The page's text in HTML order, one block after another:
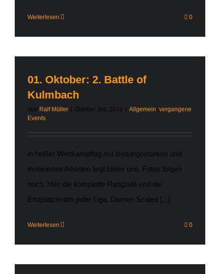
Weiterlesen 0
01. Oktober: 2. Battle of
Kulmbach
Von Ralf Müller Oktober 3rd, 2016 Allgemein, vergangene
Events
in heißer Wettkampftag mit leistungsstarken und
motivierten Athleten liegt hinter uns. Fotos folgen
noch. Hier die komplette Rangliste und die
Erstplatzierten jeder Liga. Damen Scaled [...]
Weiterlesen 0